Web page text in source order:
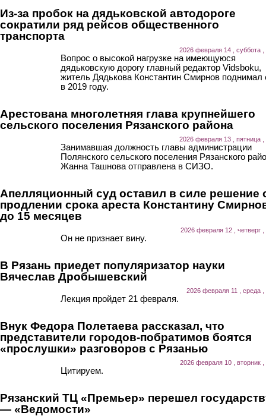
Из-за пробок на дядьковской автодороге
сократили ряд рейсов общественного
транспорта
2026 февраля 14 , суббота ,
Вопрос о высокой нагрузке на имеющуюся
дядьковскую дорогу главный редактор Vidsboku,
житель Дядькова Константин Смирнов поднимал
в 2019 году.
Арестована многолетняя глава крупнейшего
сельского поселения Рязанского района
2026 февраля 13 , пятница ,
Занимавшая должность главы администрации
Полянского сельского поселения Рязанского
Жанна Ташнова отправлена в СИЗО.
Апелляционный суд оставил в силе решение
продлении срока ареста Константину
до 15 месяцев
2026 февраля 12 , четверг ,
Он не признает вину.
В Рязань приедет популяризатор науки
Вячеслав Дробышевский
2026 февраля 11 , среда ,
Лекция пройдет 21 февраля.
Внук Федора Полетаева рассказал, что
представители городов-побратимов боятся
«прослушки» разговоров с Рязанью
2026 февраля 10 , вторник ,
Цитируем.
Рязанский ТЦ «Премьер» перешел
— «Ведомости»